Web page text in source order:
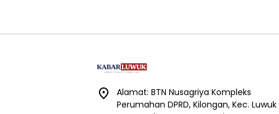
Alamat: BTN Nusagriya Kompleks
Perumahan DPRD, Kilongan, Kec. Luwuk